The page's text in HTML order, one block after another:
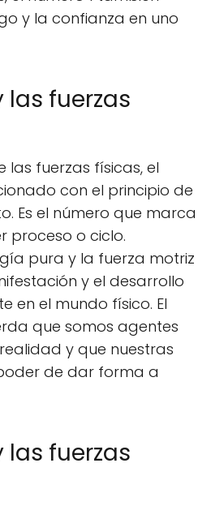
y la confianza en uno
las fuerzas
fuerzas físicas, el
con el principio de
Es el número que marca
proceso o ciclo.
pura y la fuerza motriz
y el desarrollo
en el mundo físico. El
que somos agentes
y que nuestras
de dar forma a
las fuerzas